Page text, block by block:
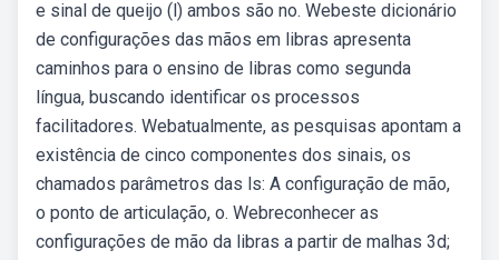
e sinal de queijo (l) ambos são no. Webeste dicionário
de configurações das mãos em libras apresenta
caminhos para o ensino de libras como segunda
língua, buscando identificar os processos
facilitadores. Webatualmente, as pesquisas apontam a
existência de cinco componentes dos sinais, os
chamados parâmetros das ls: A configuração de mão,
o ponto de articulação, o. Webreconhecer as
configurações de mão da libras a partir de malhas 3d;